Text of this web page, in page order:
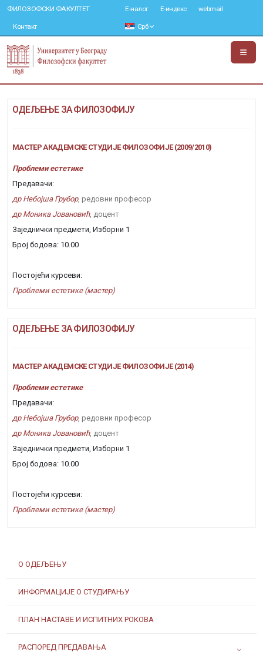
ФИЛОЗОФСКИ ФАКУЛТЕТ
Контакт
Е-налог Е-индекс webmail
Срб
О ОДЕЉЕЊУ
ИНФОРМАЦИЈЕ О СТУДИРАЊУ
ПЛАН НАСТАВЕ И ИСПИТНИХ РОКОВА
РАСПОРЕД ПРЕДАВАЊА
ОДЕЉЕЊЕ ЗА ФИЛОЗОФИЈУ
МАСТЕР АКАДЕМСКЕ СТУДИЈЕ ФИЛОЗОФИЈЕ (2009/2010)
Проблеми естетике
Предавачи:
др Небојша Грубор, редовни професор
др Моника Јовановић, доцент
Заједнички предмети, Изборни 1
Број бодова: 10.00
Постојећи курсеви:
Проблеми естетике (мастер)
ОДЕЉЕЊЕ ЗА ФИЛОЗОФИЈУ
МАСТЕР АКАДЕМСКЕ СТУДИЈЕ ФИЛОЗОФИЈЕ (2014)
Проблеми естетике
Предавачи:
др Небојша Грубор, редовни професор
др Моника Јовановић, доцент
Заједнички предмети, Изборни 1
Број бодова: 10.00
Постојећи курсеви:
Проблеми естетике (мастер)